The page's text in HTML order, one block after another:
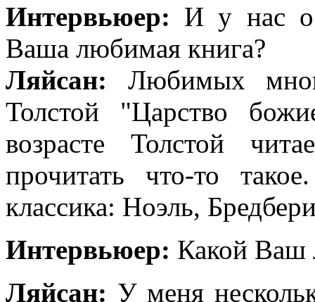
Интервьюер: И у нас
Ваша любимая книга?
Ляйсан: Любимых
Толстой "Царство
возрасте Толстой
прочитать что-то
классика: Ноэль,
Интервьюер: Какой Ваш
Ляйсан: У меня